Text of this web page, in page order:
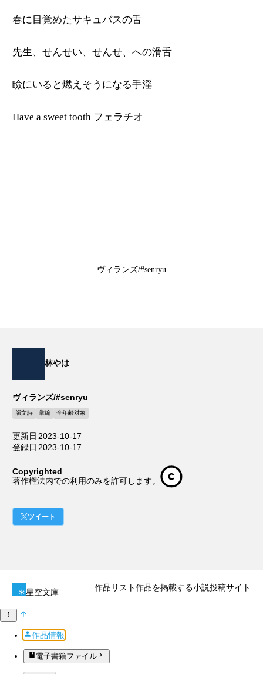
春に目覚めたサキュバスの舌
先生、せんせい、せんせ、への滑舌
瞼にいると燃えそうになる手淫
Have a sweet tooth フェラチオ
ヴィランズ/#senryu
林やは
ヴィランズ/#senryu
韻文詩 掌編 全年齢対象
更新日 2023-10-17
登録日 2023-10-17
Copyrighted
著作権法内での利用のみを許可します。
ツイート
星空文庫 作品リスト作品を掲載する小説投稿サイト
作品情報
電子書籍ファイル